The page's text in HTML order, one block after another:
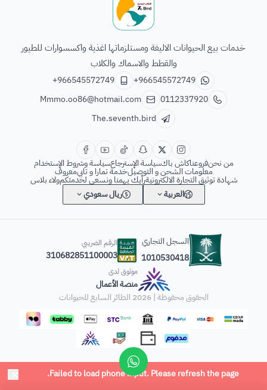
خدمات بيع الحيوانات الاليفة ومستلزماتها اغذية واكسسوارات للطيور
والقطط والاسماك والكلاب
+966545572749
+966545572749
0112337920
Mmmo.oo86@hotmail.com
The.seventh.bird
من نحنفروعناكاش باكسياسة الإسترجاعسياسة وشروط الإستخدام
معلومات الشحن و التوصيلخدمة تمارا و تابيمعروف
شهادة توثيق التجارة الالكترونيةرأيك يهمنا ونسعى لخدمتكمولاء بلاس
العربية
ريال سعودي
السجل التجاري
1010530418
الرقم الضريبي
310682851100003
موثوق لدى
منصة الأعمال
الحقوق محفوظة | 2026
الطائر السابع للحيوانات